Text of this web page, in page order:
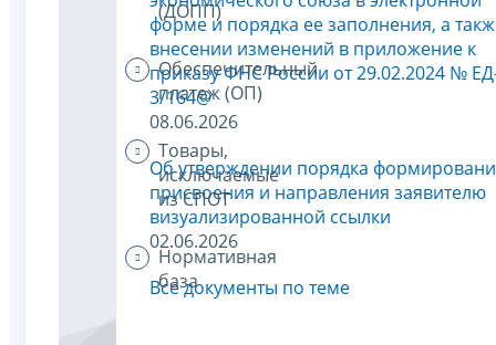
(ДОПП)
Обеспечительный
платеж (ОП)
Товары,
исключаемые
из СПОТ
Нормативная
база
форме и порядка ее заполнения, а
внесении изменений в приложение к
приказу ФНС России от 29.02.2024 №
3/164@
08.06.2026
Об утверждении порядка
присвоения и направления заявителю
визуализированной ссылки
02.06.2026
Все документы по теме